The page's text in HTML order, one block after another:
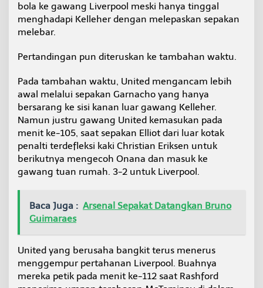
bola ke gawang Liverpool meski hanya tinggal
menghadapi Kelleher dengan melepaskan sepakan
melebar.
Pertandingan pun diteruskan ke tambahan waktu.
Pada tambahan waktu, United mengancam lebih
awal melalui sepakan Garnacho yang hanya
bersarang ke sisi kanan luar gawang Kelleher.
Namun justru gawang United kemasukan pada
menit ke-105, saat sepakan Elliot dari luar kotak
penalti terdefleksi kaki Christian Eriksen untuk
berikutnya mengecoh Onana dan masuk ke
gawang tuan rumah. 3-2 untuk Liverpool.
Baca Juga : Arsenal Sepakat Datangkan Bruno
Guimaraes
United yang berusaha bangkit terus menerus
menggempur pertahanan Liverpool. Buahnya
mereka petik pada menit ke-112 saat Rashford